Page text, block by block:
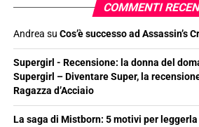
COMMENTI
Andrea su Cos’è successo ad Assassin’s
Supergirl - Recensione: la donna del
Supergirl – Diventare Super, la
Ragazza d’Acciaio
La saga di Mistborn: 5 motivi per